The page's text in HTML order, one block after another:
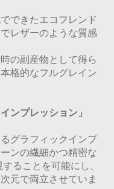
できたエコフレンド
レザーのような質感
の副産物として得ら
格的なフルグレイン
ンプレッション」
グラフィックインプ
ンの繊細かつ精密な
ることを可能にし、
元で両立させていま